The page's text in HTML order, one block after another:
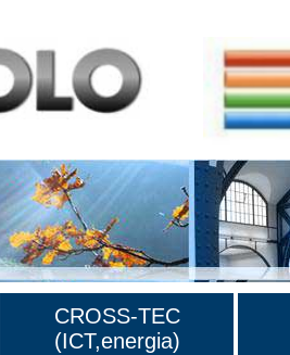
CROSS-TEC
(ICT,energia)